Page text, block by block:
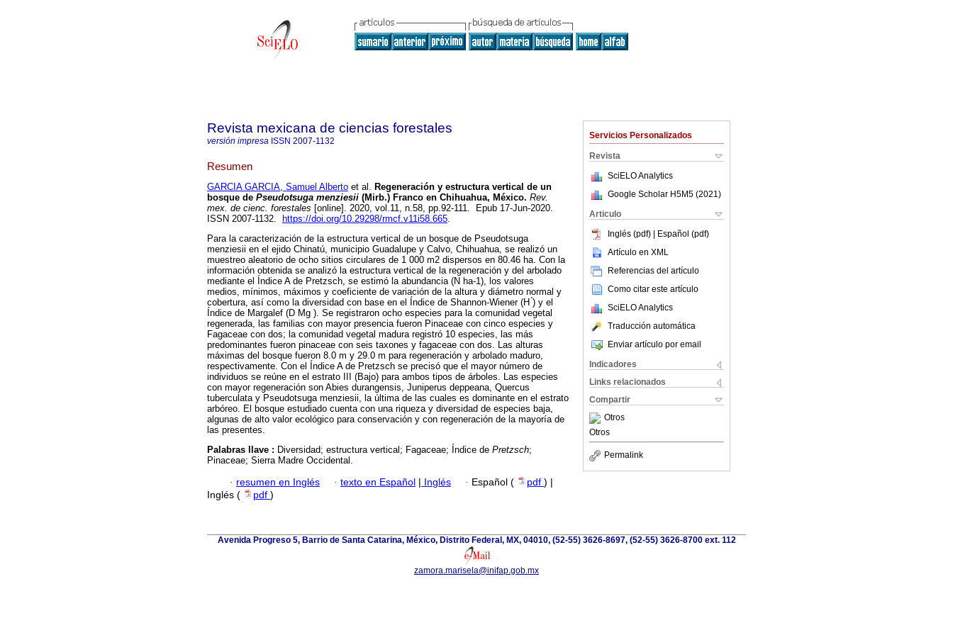
Servicios Personalizados
Revista
SciELO Analytics
Google Scholar H5M5 (2021 )
Articulo
Inglés (pdf) | Español (pdf)
Artículo en XML
Referencias del artículo
Como citar este artículo
SciELO Analytics
Traducción automática
Enviar artículo por email
Indicadores
Links relacionados
Compartir
Otros
Otros
Permalink
Revista mexicana de ciencias forestales
versión impresa ISSN 2007-1132
Resumen
GARCIA GARCIA, Samuel Alberto et al. Regeneración y estructura vertical de un
bosque de Pseudotsuga menziesii (Mirb.) Franco en Chihuahua, México. Rev.
mex. de cienc. forestales [online]. 2020, vol.11, n.58, pp.92-111. Epub 17-Jun-2020.
ISSN 2007-1132.
https://doi.org/10.29298/rmcf.v11i58.665.
Para la caracterización de la estructura vertical de un bosque de Pseudotsuga
menziesii en el ejido Chinatú, municipio Guadalupe y Calvo, Chihuahua, se realizó un
muestreo aleatorio de ocho sitios circulares de 1 000 m2 dispersos en 80.46 ha. Con la
información obtenida se analizó la estructura vertical de la regeneración y del arbolado
mediante el Índice A de Pretzsch, se estimó la abundancia (N ha-1), los valores
medios, mínimos, máximos y coeficiente de variación de la altura y diámetro normal y
cobertura, así como la diversidad con base en el Índice de Shannon-Wiener (H ́) y el
Índice de Margalef (D Mg ). Se registraron ocho especies para la comunidad vegetal
regenerada, las familias con mayor presencia fueron Pinaceae con cinco especies y
Fagaceae con dos; la comunidad vegetal madura registró 10 especies, las más
predominantes fueron pinaceae con seis taxones y fagaceae con dos. Las alturas
máximas del bosque fueron 8.0 m y 29.0 m para regeneración y arbolado maduro,
respectivamente. Con el Índice A de Pretzsch se precisó que el mayor número de
individuos se reúne en el estrato III (Bajo) para ambos tipos de árboles. Las especies
con mayor regeneración son Abies durangensis, Juniperus deppeana, Quercus
tuberculata y Pseudotsuga menziesii, la última de las cuales es dominante en el estrato
arbóreo. El bosque estudiado cuenta con una riqueza y diversidad de especies baja,
algunas de alto valor ecológico para conservación y con regeneración de la mayoría de
las presentes.
Palabras llave : Diversidad; estructura vertical; Fagaceae; Índice de Pretzsch;
Pinaceae; Sierra Madre Occidental.
· resumen en Inglés · texto en Español | Inglés · Español ( pdf ) |
Inglés (
pdf )
Avenida Progreso 5, Barrio de Santa Catarina, México, Distrito Federal, MX, 04010, (52-55) 3626-8697, (52-55) 3626-8700 ext. 112
zamora.marisela@inifap.gob.mx